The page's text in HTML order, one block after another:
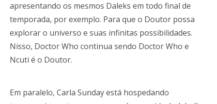
apresentando os mesmos Daleks em todo final de
temporada, por exemplo. Para que o Doutor possa
explorar o universo e suas infinitas possibilidades.
Nisso, Doctor Who continua sendo Doctor Who e
Ncuti é o Doutor.
Em paralelo, Carla Sunday está hospedando